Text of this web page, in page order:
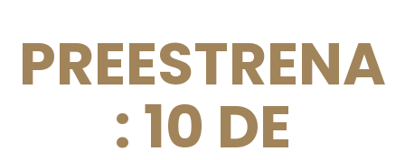
PREESTRENA
: 10 DE